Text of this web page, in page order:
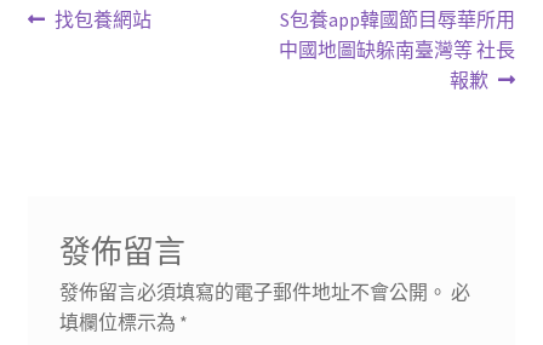
文上
找包養網站
下
一
S包養app韓國節目辱華所用
中國地圖缺躲南臺灣等 社長
報歉
發佈留言
發佈留言必須填寫的電子郵件地址不會公開。 必
填欄位標示為 *